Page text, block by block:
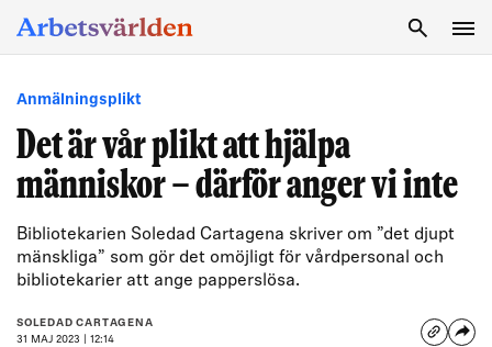
Anmälningsplikt
Det är vår plikt att hjälpa
människor – därför anger vi inte
Bibliotekarien Soledad Cartagena skriver om ”det djupt
mänskliga” som gör det omöjligt för vårdpersonal och
bibliotekarier att ange papperslösa.
SOLEDAD CARTAGENA
31 MAJ 2023 | 12:14